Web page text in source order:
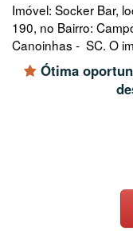
Imóvel: Socker Bar,
190, no Bairro:
Canoinhas - SC. O
Ótima